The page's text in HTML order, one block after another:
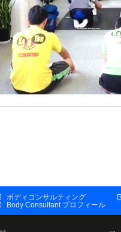
ボディコンサルティング
Body Consultant プロフィール